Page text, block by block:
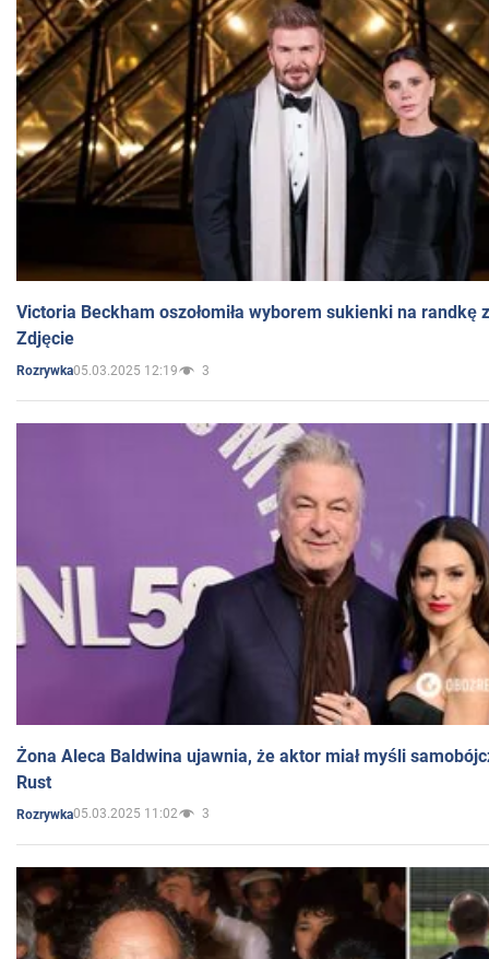
Victoria Beckham oszołomiła wyborem sukienki na randkę
Zdjęcie
Rozrywka05.03.2025 12:19 3
Żona Aleca Baldwina ujawnia, że aktor miał myśli
Rust
Rozrywka05.03.2025 11:02 3